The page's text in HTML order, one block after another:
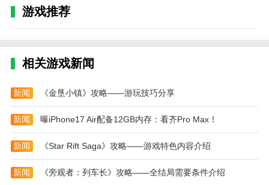
4.塔楼防御系统：可选择多座防御塔，每座都有独
王权陨落内置mod菜单游戏攻略
1.开局如果放过强盗会获得藏宝图
2.中间有个村子投降尼弗迦德，然后祈求你不拿走
金子，如果不拿，下一章会给你寄信送一些资源(我记
得是木头)
3.逃婚支线两个选项都能得到卡，但送回去会得到
一笔金币，士气减一;反之增加士气
游戏推荐
相关游戏新闻
新闻 《金垦小镇》攻略——游玩技巧分享
新闻 曝iPhone17 Air配备12GB内存：看齐Pro Max！
新闻 《Star Rift Saga》攻略——游戏特色内容介绍
新闻 《旁观者：列车长》攻略——全结局需要条件介绍